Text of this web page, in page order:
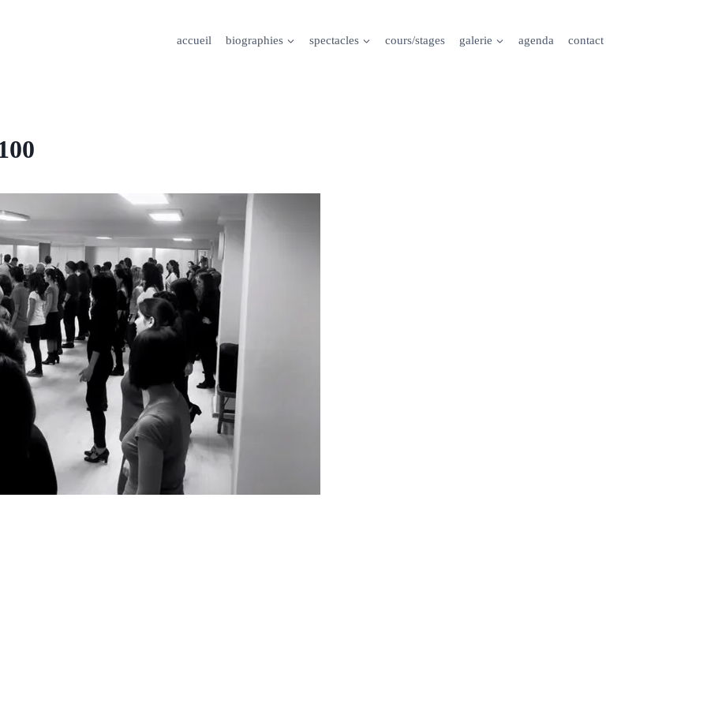
accueil biographies spectacles cours/stages galerie agenda contact